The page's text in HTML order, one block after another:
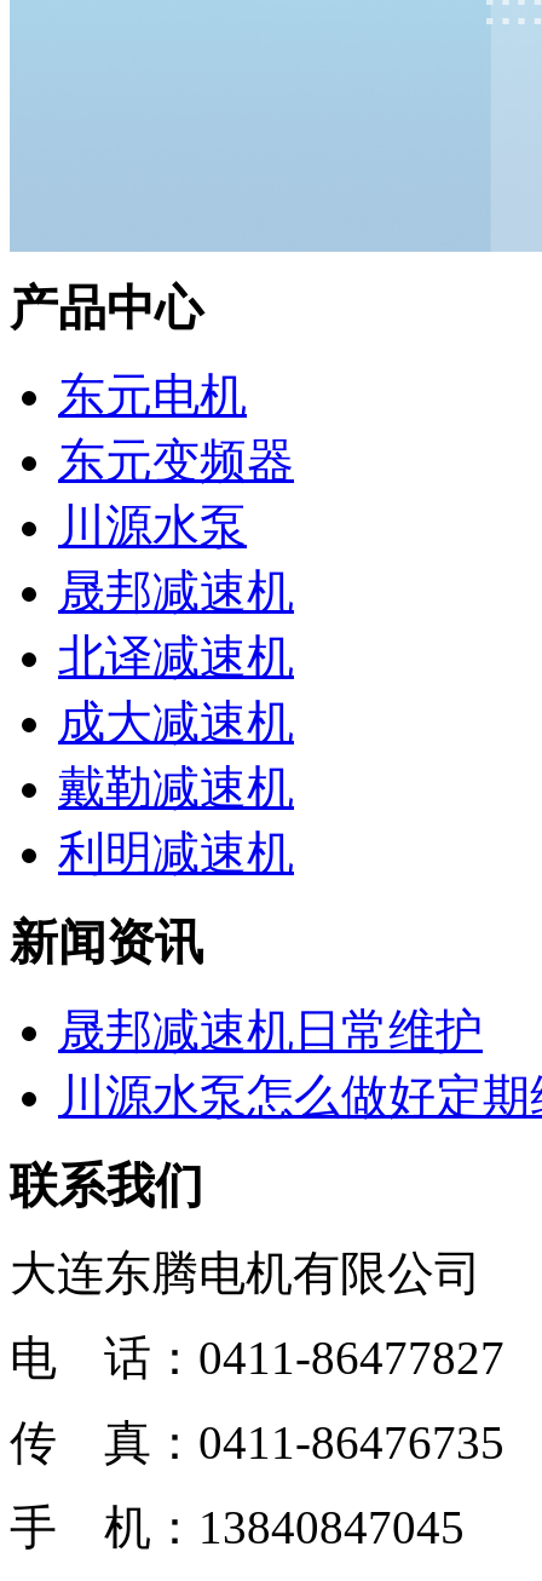
产品中心
东元电机
东元变频器
川源水泵
晟邦减速机
北译减速机
成大减速机
戴勒减速机
利明减速机
新闻资讯
晟邦减速机日常维护
川源水泵怎么做好定
联系我们
大连东腾电机有限公司
电 话：0411-86477827
传 真：0411-86476735
手 机：13840847045